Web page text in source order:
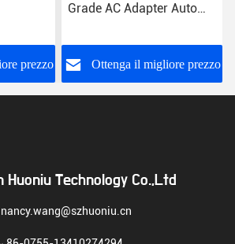
prezzo
Grade AC Adapter Auto
cortocircuito 85%
Efficienza US/EU/UK/AU
Plug 2A Output
Ottenga il migliore prezzo
Huoniu Technology Co.,Ltd
nancy.wang@szhuoniu.cn